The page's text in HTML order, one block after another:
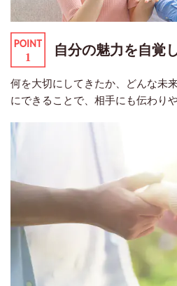
自分の魅力を自覚
何を大切にしてきたか、どんな未
にできることで、相手にも伝わり